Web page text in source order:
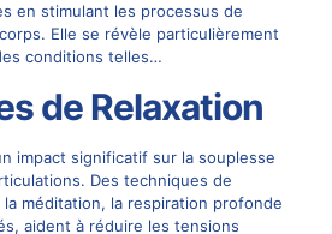
en stimulant les processus de
Elle se révèle particulièrement
conditions telles…
de Relaxation
impact significatif sur la souplesse
Des techniques de
méditation, la respiration profonde
aident à réduire les tensions